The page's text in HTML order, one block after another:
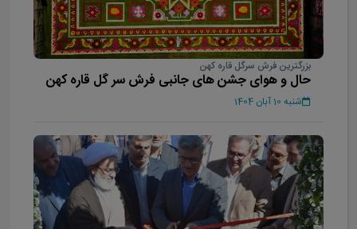
بزرگترین فرش سرگل قاره کهن
حال و هوای جشن های جانبی فرش سر گل قاره کهن
شنبه 10 آبان 1404